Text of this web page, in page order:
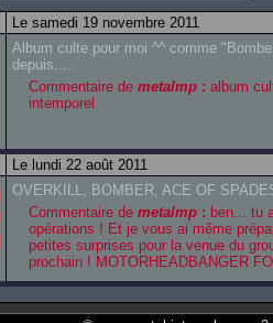
Le samedi 19 novembre 2011
Album culte pour moi ^^ comme
depuis.....
Commentaire de metalmp : album
intemporel
Le lundi 22 août 2011
OVERKILL, BOMBER, ACE OF
Commentaire de metalmp : ben... tu
opérations ! Et je vous ai même
petites surprises pour la venue du
prochain ! MOTORHEADBANGER